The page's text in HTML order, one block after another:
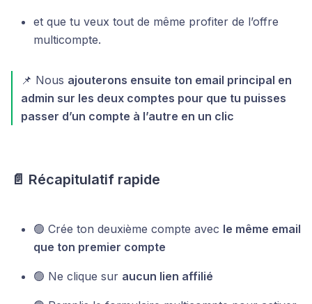
et que tu veux tout de même profiter de l’offre
multicompte.
📌 Nous ajouterons ensuite ton email principal en
admin sur les deux comptes pour que tu puisses
passer d’un compte à l’autre en un clic
📄 Récapitulatif rapide
🟢 Crée ton deuxième compte avec le même email
que ton premier compte
🟢 Ne clique sur aucun lien affilié